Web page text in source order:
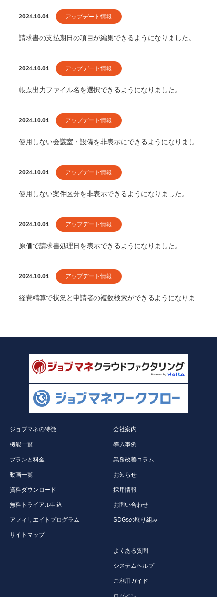
2024.10.04 アップデート情報
請求書の支払期日の項目が編集できるようになりました。
2024.10.04 アップデート情報
帳票出力ファイル名を選択できるようになりました。
2024.10.04 アップデート情報
使用しない会議室・設備を非表示にできるようになりまし
た。
2024.10.04 アップデート情報
使用しない案件区分を非表示できるようになりました。
2024.10.04 アップデート情報
原価で請求書処理日を表示できるようになりました。
2024.10.04 アップデート情報
経費精算で状況と申請者の複数検索ができるようになりま
ジョブマネの特徴
機能一覧
プランと料金
動画一覧
資料ダウンロード
無料トライアル申込
アフィリエイトプログラム
サイトマップ
会社案内
導入事例
業務改善コラム
お知らせ
採用情報
お問い合わせ
SDGsの取り組み
よくある質問
システムヘルプ
ご利用ガイド